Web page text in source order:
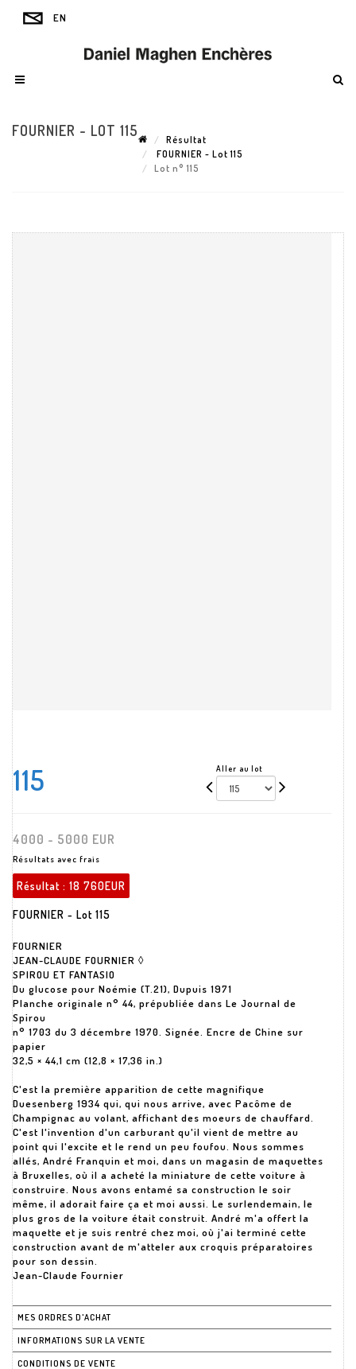
FOURNIER - LOT 115
Résultat
FOURNIER - Lot 115
Lot n° 115
115 Aller au lot
4000 - 5000 EUR
Résultats avec frais
Résultat : 18 760EUR
FOURNIER - Lot 115
FOURNIER
JEAN-CLAUDE FOURNIER ◊
SPIROU ET FANTASIO
Du glucose pour Noémie (T.21), Dupuis 1971
Planche originale n° 44, prépubliée dans Le Journal de
Spirou
n° 1703 du 3 décembre 1970. Signée. Encre de Chine sur
papier
32,5 × 44,1 cm (12,8 × 17,36 in.)
C'est la première apparition de cette magnifique
Duesenberg 1934 qui, qui nous arrive, avec Pacôme de
Champignac au volant, affichant des moeurs de chauffard.
C'est l'invention d'un carburant qu'il vient de mettre au
point qui l'excite et le rend un peu foufou. Nous sommes
allés, André Franquin et moi, dans un magasin de maquettes
à Bruxelles, où il a acheté la miniature de cette voiture à
construire. Nous avons entamé sa construction le soir
même, il adorait faire ça et moi aussi. Le surlendemain, le
plus gros de la voiture était construit. André m'a offert la
maquette et je suis rentré chez moi, où j'ai terminé cette
construction avant de m'atteler aux croquis préparatoires
pour son dessin.
Jean-Claude Fournier
MES ORDRES D'ACHAT
INFORMATIONS SUR LA VENTE
CONDITIONS DE VENTE